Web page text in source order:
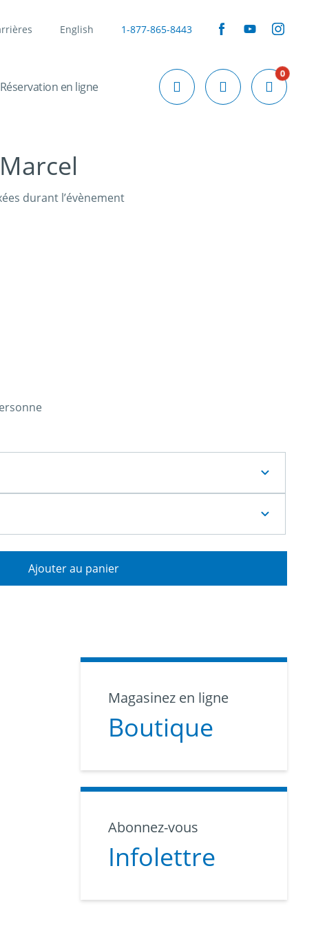
English 1-877-865-8443
Réservation en ligne
0
durant l’évènement
Ajouter au panier
Magasinez en ligne
Boutique
Abonnez-vous
Infolettre